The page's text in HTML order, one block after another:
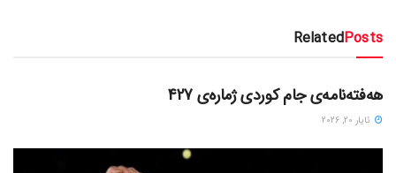
RelatedPosts
دسته‌بندی نشده
هەفتەنامەی جام کوردی ژمارەی 427
ئایار 20, 2026